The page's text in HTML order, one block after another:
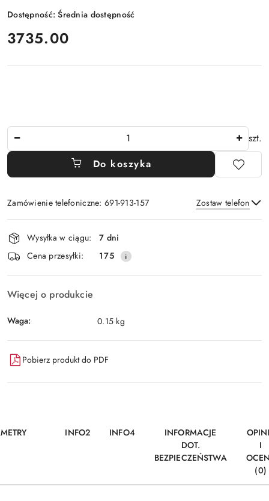
Dostępność:Średnia dostępność
cena:
3735.00
szt.
Do koszyka
Zamówienie telefoniczne: 691-913-157 Zostaw telefon
Wyślij
Dostępność
i
dostawa
Wysyłka w ciągu:
7 dni
Cena przesyłki:
175
Więcej o produkcie
Waga: 0.15 kg
Pobierz produkt do PDF
INFO2 INFO4
INFORMACJE
DOT.
BEZPIECZEŃSTWA
I
(0)